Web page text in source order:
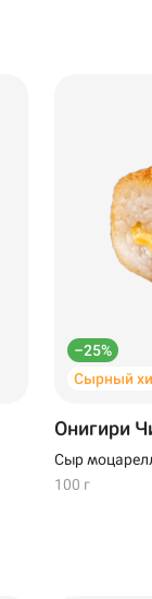
–25%
Сырный
Онигири
Сыр
100 г